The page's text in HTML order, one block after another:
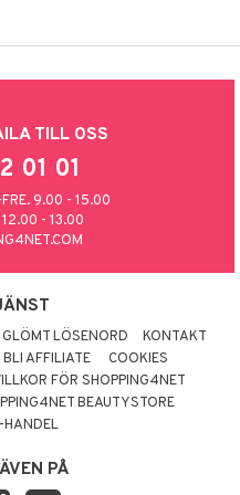
TILL OSS
01 01
9.00 - 15.00
- 13.00
GLÖMT LÖSENORD
KONTAKT
BLI AFFILIATE
COOKIES
FÖR SHOPPING4NET
BEAUTYSTORE
HANDEL
PÅ